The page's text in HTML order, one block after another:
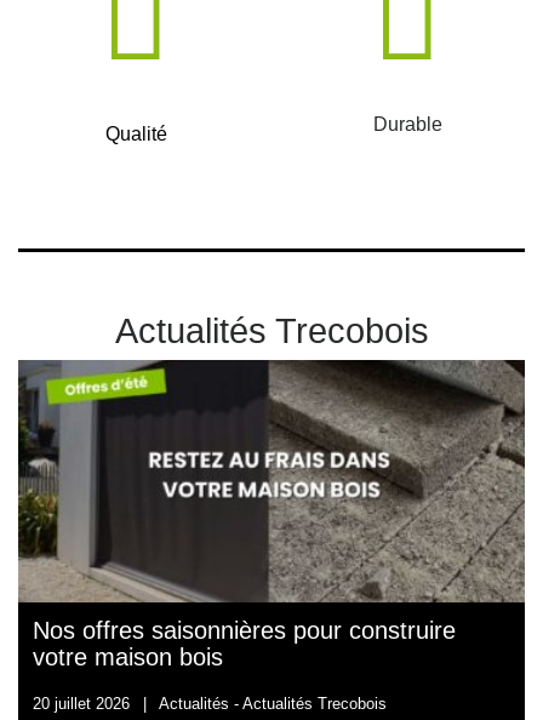
Qualité Durable
Actualités Trecobois
Nos offres saisonnières pour construire
votre maison bois
20 juillet 2026 Actualités - Actualités Trecobois